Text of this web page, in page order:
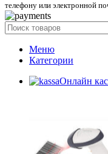
телефону или электронной
Меню
Категории
Онлайн